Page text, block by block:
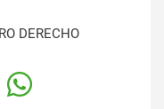
DERECHO